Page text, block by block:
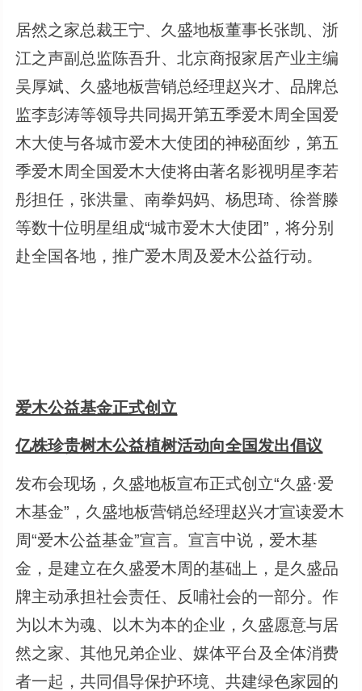
居然之家总裁王宁、久盛地板董事长张凯、浙
江之声副总监陈吾升、北京商报家居产业主编
吴厚斌、久盛地板营销总经理赵兴才、品牌总
监李彭涛等领导共同揭开第五季爱木周全国爱
木大使与各城市爱木大使团的神秘面纱，第五
季爱木周全国爱木大使将由著名影视明星李若
彤担任，张洪量、南拳妈妈、杨思琦、徐誉滕
等数十位明星组成“城市爱木大使团”，将分别
赴全国各地，推广爱木周及爱木公益行动。
爱木公益基金正式创立
亿株珍贵树木公益植树活动向全国发出倡议
发布会现场，久盛地板宣布正式创立“久盛·爱
木基金”，久盛地板营销总经理赵兴才宣读爱木
周“爱木公益基金”宣言。宣言中说，爱木基
金，是建立在久盛爱木周的基础上，是久盛品
牌主动承担社会责任、反哺社会的一部分。作
为以木为魂、以木为本的企业，久盛愿意与居
然之家、其他兄弟企业、媒体平台及全体消费
者一起，共同倡导保护环境、共建绿色家园的